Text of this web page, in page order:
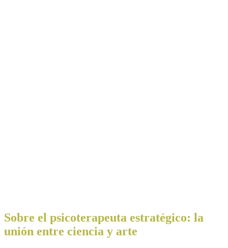
Sobre el psicoterapeuta estratégico: la
unión entre ciencia y arte